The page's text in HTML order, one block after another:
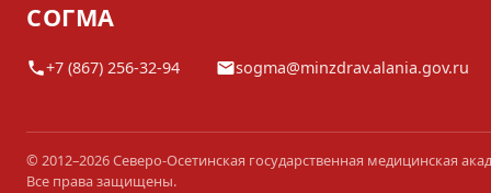
СОГМА
+7 (867) 256-32-94 sogma@minzdrav.alania.gov.ru
© 2012–2026 Северо-Осетинская государственная медицинская
Все права защищены.